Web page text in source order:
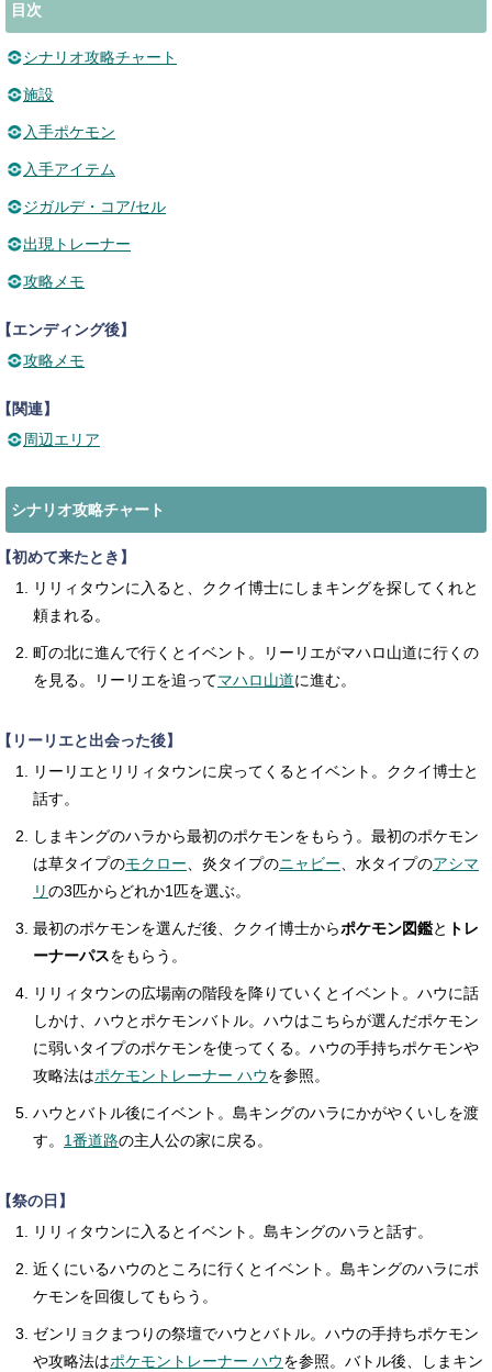
目次
シナリオ攻略チャート
施設
入手ポケモン
入手アイテム
ジガルデ・コア/セル
出現トレーナー
攻略メモ
エンディング後】
攻略メモ
関連】
周辺エリア
シナリオ攻略チャート
初めて来たとき】
リリィタウンに入ると、ククイ博士にしまキングを探してくれと
頼まれる。
町の北に進んで行くとイベント。リーリエがマハロ山道に行くの
を見る。リーリエを追ってマハロ山道に進む。
リーリエと出会った後】
リーリエとリリィタウンに戻ってくるとイベント。ククイ博士と
話す。
しまキングのハラから最初のポケモンをもらう。最初のポケモン
は草タイプのモクロー、炎タイプのニャビー、水タイプのアシマ
リの3匹からどれか1匹を選ぶ。
最初のポケモンを選んだ後、ククイ博士からポケモン図鑑と トレ
ーナーパスをもらう。
リリィタウンの広場南の階段を降りていくとイベント。ハウに話
しかけ、ハウとポケモンバトル。ハウはこちらが選んだポケモン
に弱いタイプのポケモンを使ってくる。ハウの手持ちポケモンや
攻略法はポケモントレーナー ハウを参照。
ハウとバトル後にイベント。島キングのハラにかがやくいしを渡
す。 1番道路の主人公の家に戻る。
祭の日】
リリィタウンに入るとイベント。島キングのハラと話す。
近くにいるハウのところに行くとイベント。島キングのハラにポ
ケモンを回復してもらう。
ゼンリョクまつりの祭壇でハウとバトル。ハウの手持ちポケモン
や攻略法はポケモントレーナー ハウを参照。バトル後、しまキン